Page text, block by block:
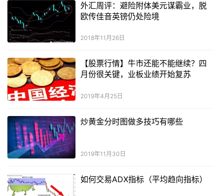
外汇周评：避险附体美元谋霸业，脱
欧传佳音英镑仍处险境
2018年11月26日
【股票行情】牛市还能不能继续？四
月份很关键，业板业绩开始复苏
2019年4月25日
炒黄金分时图做多技巧有哪些
2019年11月30日
如何交易ADX指标（平均趋向指标）